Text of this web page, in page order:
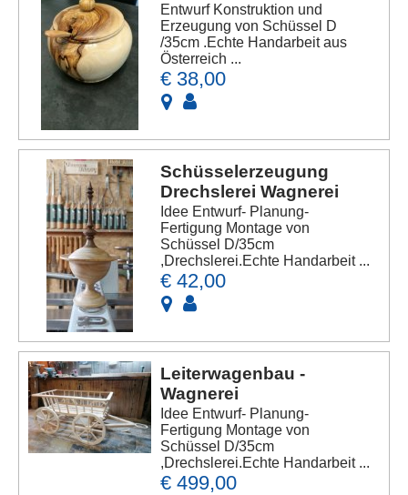
Entwurf Konstruktion und
Erzeugung von Schüssel D
/35cm .Echte Handarbeit aus
Österreich ...
€ 38,00
Schüsselerzeugung
Drechslerei Wagnerei
Idee Entwurf- Planung-
Fertigung Montage von
Schüssel D/35cm
,Drechslerei.Echte Handarbeit ...
€ 42,00
Leiterwagenbau -
Wagnerei
Idee Entwurf- Planung-
Fertigung Montage von
Schüssel D/35cm
,Drechslerei.Echte Handarbeit ...
€ 499,00